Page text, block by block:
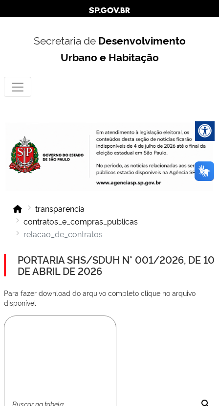
Secretaria de Desenvolvimento
Urbano e Habitação
transparencia
contratos_e_compras_publicas
relacao_de_contratos
PORTARIA SHS/SDUH N° 001/2026, DE 10
DE ABRIL DE 2026
Para fazer download do arquivo completo clique no arquivo
disponível